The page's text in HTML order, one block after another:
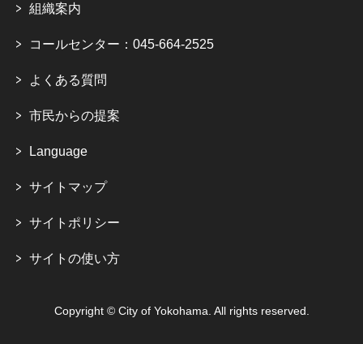
組織案内
コールセンター：045-664-2525
よくある質問
市民からの提案
Language
サイトマップ
サイトポリシー
サイトの使い方
Copyright © City of Yokohama. All rights reserved.